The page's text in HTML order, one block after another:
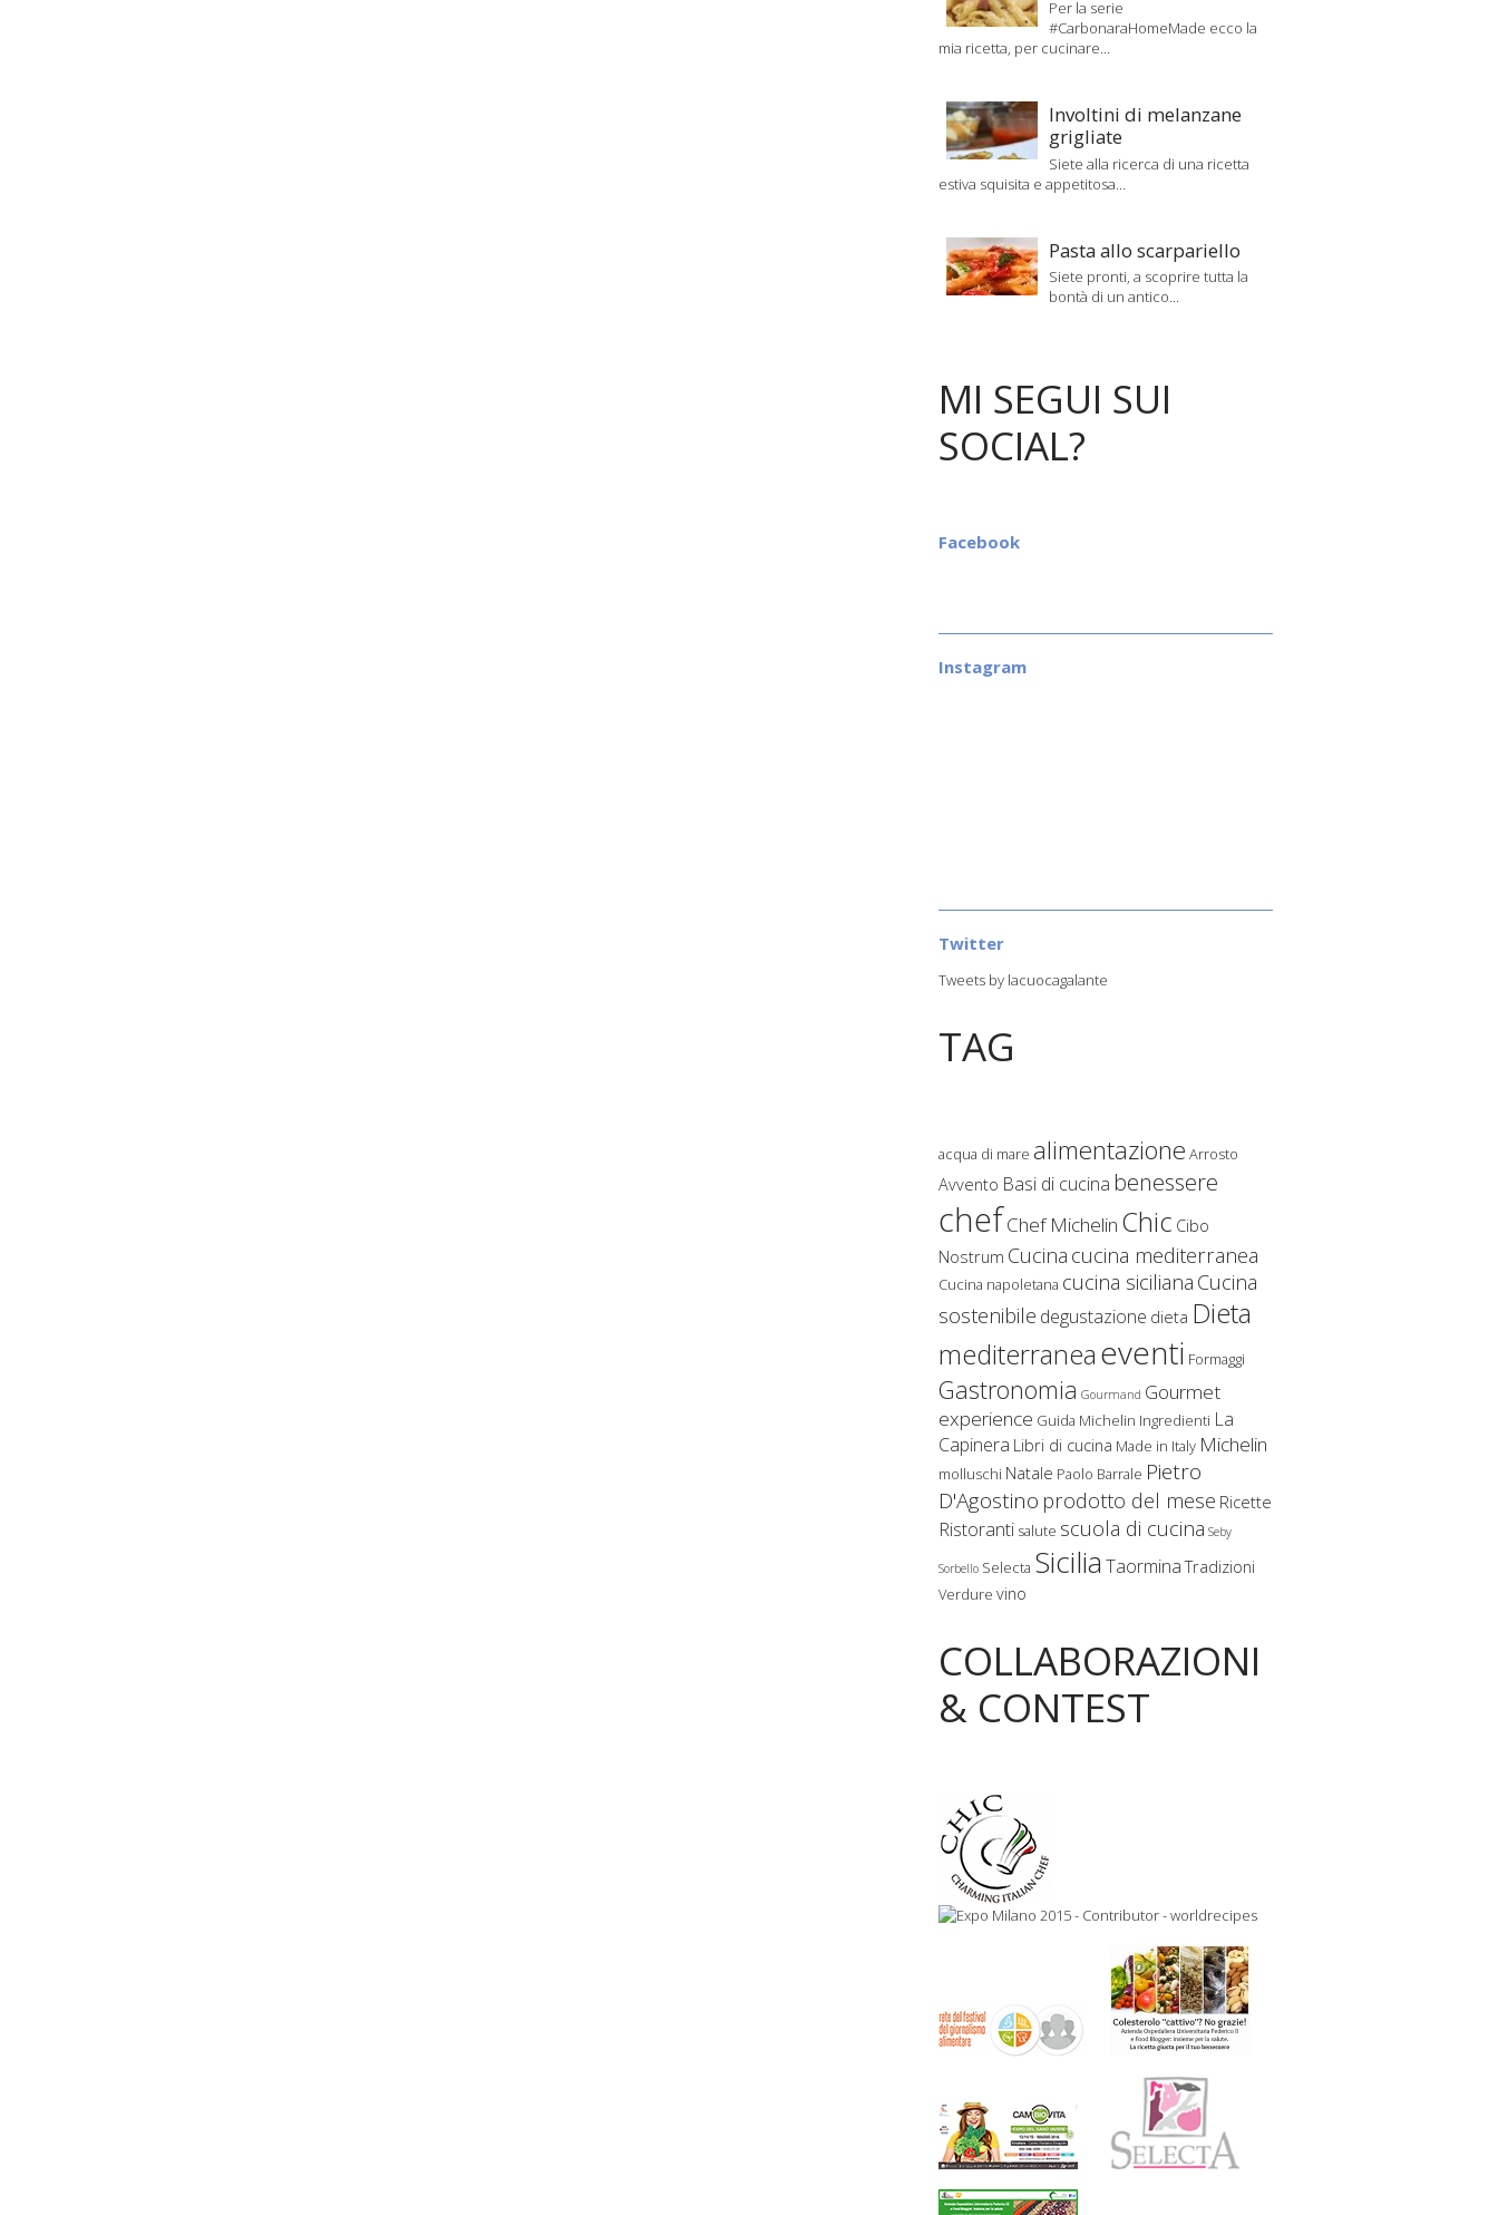
Per la serie
#CarbonaraHomeMade ecco la
mia ricetta, per cucinare...
Involtini di melanzane
grigliate
Siete alla ricerca di una ricetta
estiva squisita e appetitosa...
Pasta allo scarpariello
Siete pronti, a scoprire tutta la
bontà di un antico...
MI SEGUI SUI
SOCIAL?
Facebook
Instagram
Twitter
Tweets by lacuocagalante
TAG
acqua di mare alimentazione Arrosto
Avvento Basi di cucina benessere
chefChef Michelin Chic Cibo
Nostrum Cucina cucina mediterranea
Cucina napoletana cucina siciliana Cucina
sostenibile degustazione dieta Dieta
mediterraneaeventi Formaggi
Gastronomia Gourmand Gourmet
experience Guida Michelin Ingredienti La
Capinera Libri di cucina Made in Italy Michelin
molluschi Natale Paolo Barrale Pietro
D'Agostino prodotto del mese Ricette
Ristoranti salute scuola di cucina Seby
Sorbello Selecta Sicilia Taormina Tradizioni
Verdure vino
COLLABORAZIONI
& CONTEST